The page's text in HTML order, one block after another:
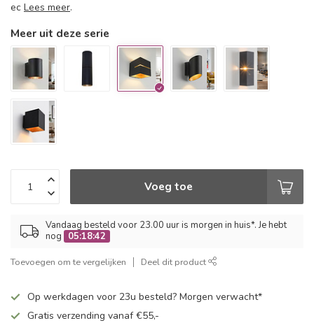
ec Lees meer.
Meer uit deze serie
Voeg toe
Vandaag besteld voor 23.00 uur is morgen in huis*. Je hebt
nog
05:18:41
Toevoegen om te vergelijken Deel dit product
Op werkdagen voor 23u besteld? Morgen verwacht*
Gratis verzending vanaf €55,-